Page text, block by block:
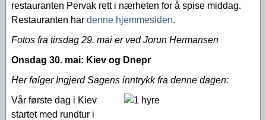
restauranten Pervak rett i nærheten for å spise middag.
Restauranten har denne hjemmesiden.
Fotos fra tirsdag 29. mai er ved Jorun Hermansen
Onsdag 30. mai: Kiev og Dnepr
Her følger Ingjerd Sagens inntrykk fra denne dagen:
Vår første dag i Kiev
startet med rundtur i